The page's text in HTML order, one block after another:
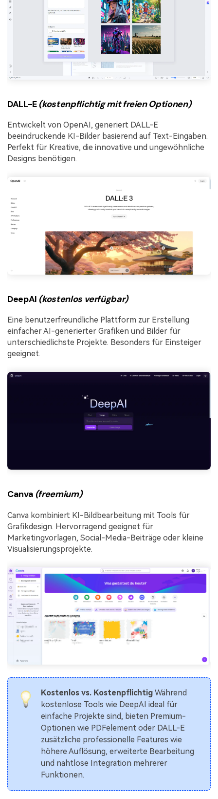
DALL-E (kostenpflichtig mit freien Optionen)
Entwickelt von OpenAI, generiert DALL-E
beeindruckende KI-Bilder basierend auf Text-Eingaben.
Perfekt für Kreative, die innovative und ungewöhnliche
Designs benötigen.
DeepAI (kostenlos verfügbar)
Eine benutzerfreundliche Plattform zur Erstellung
einfacher AI-generierter Grafiken und Bilder für
unterschiedlichste Projekte. Besonders für Einsteiger
geeignet.
Canva (freemium)
Canva kombiniert KI-Bildbearbeitung mit Tools für
Grafikdesign. Hervorragend geeignet für
Marketingvorlagen, Social-Media-Beiträge oder kleine
Visualisierungsprojekte.
Kostenlos vs. KostenpflichtigWährend
kostenlose Tools wie DeepAI ideal für
einfache Projekte sind, bieten Premium-
Optionen wie PDFelement oder DALL-E
zusätzliche professionelle Features wie
höhere Auflösung, erweiterte Bearbeitung
und nahtlose Integration mehrerer
Funktionen.